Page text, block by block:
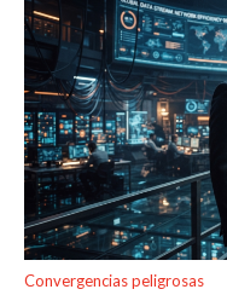
Convergencias peligrosas